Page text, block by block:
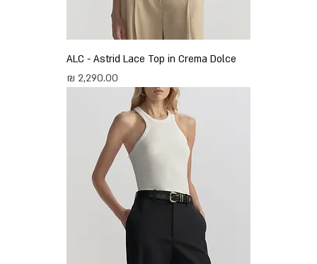
ALC - Astrid Lace Top in Crema Dolce
מחיר